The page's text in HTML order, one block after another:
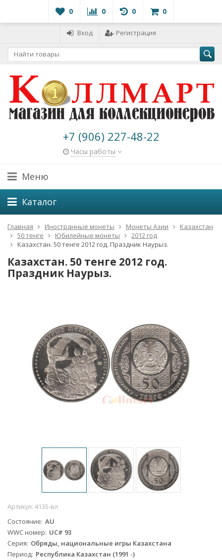
0 0 0 0
Вход Регистрация
+7 (906) 227-48-22
Часы работы
Меню
Каталог
Главная Иностранные монеты Монеты Азии
Казахстан
50 тенге
Юбилейные монеты
2012 год
Казахстан. 50 тенге 2012 год. Праздник Наурыз.
Казахстан. 50 тенге 2012 год.
Праздник Наурыз.
Артикул: 4135-вл
Состояние AU
WWC номер UC# 93
Серия Обряды, национальные игры Казахстана
Период Республика Казахстан (1991 -)